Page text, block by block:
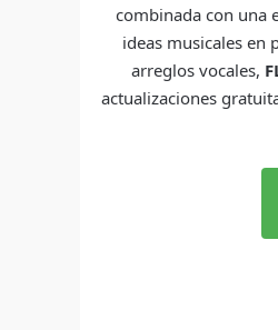
combinada con una
ideas musicales en
arreglos vocales,
actualizaciones